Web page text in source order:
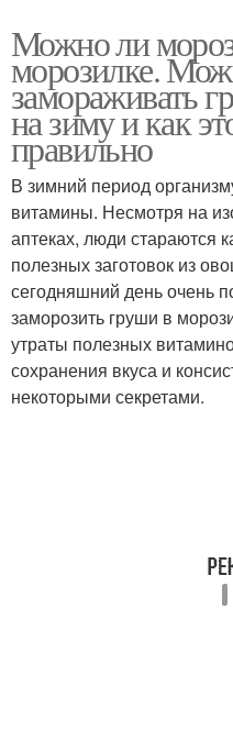
Можно ли
морозилке.
замораживать
на зиму и как
правильно
В зимний период
витамины. Несмотря на
аптеках, люди стараются
полезных заготовок из
сегодняшний день очень
заморозить груши в
утраты полезных
сохранения вкуса и
некоторыми секретами.